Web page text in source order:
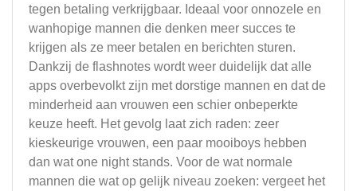
tegen betaling verkrijgbaar. Ideaal voor onnozele en
wanhopige mannen die denken meer succes te
krijgen als ze meer betalen en berichten sturen.
Dankzij de flashnotes wordt weer duidelijk dat alle
apps overbevolkt zijn met dorstige mannen en dat de
minderheid aan vrouwen een schier onbeperkte
keuze heeft. Het gevolg laat zich raden: zeer
kieskeurige vrouwen, een paar mooiboys hebben
dan wat one night stands. Voor de wat normale
mannen die wat op gelijk niveau zoeken: vergeet het